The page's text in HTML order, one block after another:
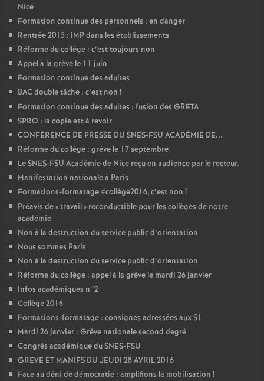
Nice
Formation continue des personnels : en danger
Rentrée 2015 : IMP dans les établissements
Réforme du collège : c’est toujours non
Appel à la grève le 11 juin
Formation continue des adultes
BAC double tâche : c’est non !
Formation continue des adultes : fusion des GRETA
SPRO : la copie est à revoir
CONFÉRENCE DE PRESSE DU SNES-FSU ACADÉMIE DE...
Réforme du collège : grève le 17 septembre
Le SNES-FSU Académie de Nice reçu en audience par le recteur.
Manifestation nationale à Paris
Formations-formatage #collège2016, c’est non !
Préavis de «travail» reconductible pour les collèges de notre
académie
Non à la destruction du service public d’orientation
Nous sommes Paris
Non à la destruction du service public d’orientation
Réforme du collège : appel à la grève le mardi 26 janvier
Infos académiques n°2
Collège 2016
Formations-formatage : consignes adressées aux S1
Mardi 26 janvier : Grève nationale second degré
Congrès académique du SNES-FSU
GREVE ET MANIFS DU JEUDI 28 AVRIL 2016
Face au déni de démocratie : amplifions la mobilisation !